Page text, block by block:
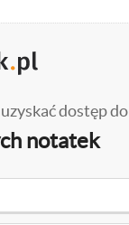
dostęp do
notatek